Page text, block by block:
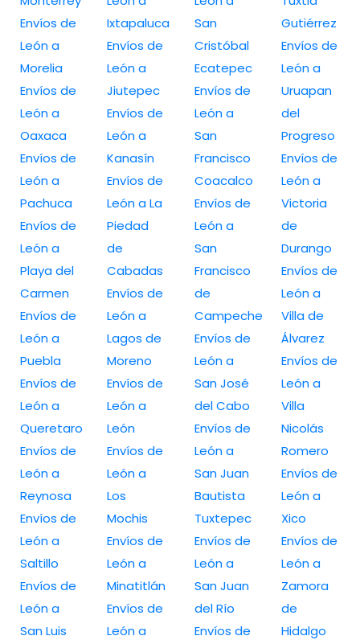
Envíos de
León a
Morelia
Envíos de
León a
Oaxaca
Envíos de
León a
Pachuca
Envíos de
León a
Playa del
Carmen
Envíos de
León a
Puebla
Envíos de
León a
Queretaro
Envíos de
León a
Reynosa
Envíos de
León a
Saltillo
Envíos de
León a
San Luis
Ixtapaluca
Envíos de
León a
Jiutepec
Envíos de
León a
Kanasín
Envíos de
León a La
Piedad
de
Cabadas
Envíos de
León a
Lagos de
Moreno
Envíos de
León a
León
Envíos de
León a
Los
Mochis
Envíos de
León a
Minatitlán
Envíos de
León a
San
Cristóbal
Ecatepec
Envíos de
León a
San
Francisco
Coacalco
Envíos de
León a
San
Francisco
de
Campeche
Envíos de
León a
San José
del Cabo
Envíos de
León a
San Juan
Bautista
Tuxtepec
Envíos de
León a
San Juan
del Río
Envíos de
Gutiérrez
Envíos de
León a
Uruapan
del
Progreso
Envíos de
León a
Victoria
de
Durango
Envíos de
León a
Villa de
Álvarez
Envíos de
León a
Villa
Nicolás
Romero
Envíos de
León a
Xico
Envíos de
León a
Zamora
de
Hidalgo